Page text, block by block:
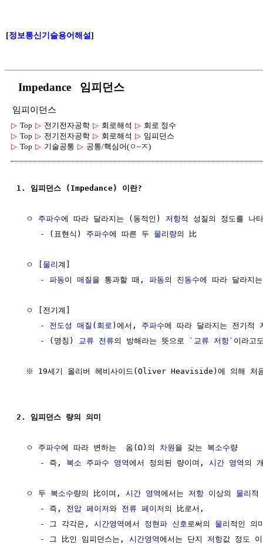
[정보통신기술용어해설]
Impedance 임피던스
임피이던스
▷ Top ▷ 전기전자공학 ▷ 회로해석 ▷ 회로 정수
▷ Top ▷ 전기전자공학 ▷ 회로해석 ▷ 임피던스
▷ Top ▷ 기술공통 ▷ 공통/핵심어(ㅇ~ㅈ)
1. 임피던스 (Impedance) 이란?
  ㅇ
주파수에 따라 달라지는 (동적인) 저항적 성질의 정도를 나
     - (표현식)
주파수에 따른 두 물리량의 比
  ㅇ [
물리 계]
     -
파동이 매질 을 통과할 때, 파동의 진동수에 따라 달라지
  ㅇ [전기계]
     -
전도성 매질 ( 회로 )에서, 주파수에 따라 달라지는 전기적
     - (명칭)
교류 전류의 방해라는 뜻으로 ` 교류 저항`이라고
※ 19세기 올리버 헤비사이드(Oliver Heaviside)에 의해 처
2. 임피던스 량의 의미
  ㅇ
주파수에 따라 변하는  옴(Ω)의 차원 을 갖는 복소수량
     - 즉,
복소 주파수 영역에서 정의된 량이며, 시간 영역 의
  ㅇ 두
복소수량의 比이며, 시간 영역에서는 저항 이상의 물리 적
     - 즉,
전압 페이저와 전류 페이저 의 比로서,
     - 그 각각은,
시간영역에서 정현파 신호 로써의 물리 적인 의
     - 그 比인 임피던스는,
시간영역에서는 단지 저항값 정도